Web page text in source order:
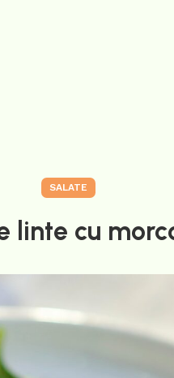
SALATE
linte cu